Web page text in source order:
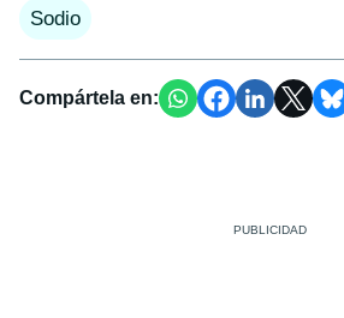
Sodio
Compártela en: